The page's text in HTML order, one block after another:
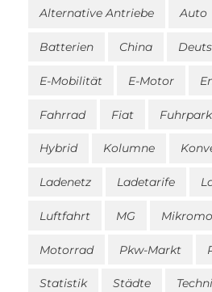
Alternative Antriebe Auto
Batterien China
E-Mobilität E-Motor
Fahrrad Fiat Fuhrpark
Hybrid Kolumne
Ladenetz Ladetarife
Luftfahrt MG
Motorrad Pkw-Markt
Statistik Städte